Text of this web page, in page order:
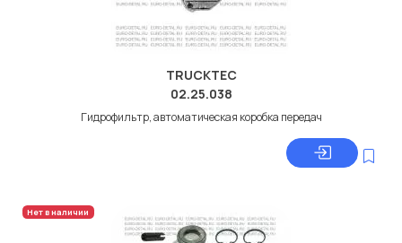
TRUCKTEC
02.25.038
Гидрофильтр, автоматическая коробка передач
Нет в наличии